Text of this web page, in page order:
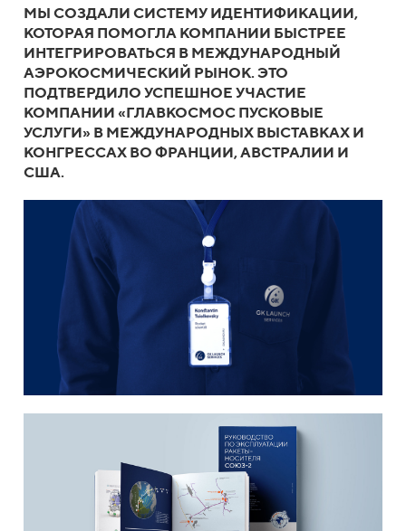
МЫ СОЗДАЛИ СИСТЕМУ ИДЕНТИФИКАЦИИ,
КОТОРАЯ ПОМОГЛА КОМПАНИИ БЫСТРЕЕ
ИНТЕГРИРОВАТЬСЯ В МЕЖДУНАРОДНЫЙ
АЭРОКОСМИЧЕСКИЙ РЫНОК. ЭТО
ПОДТВЕРДИЛО УСПЕШНОЕ УЧАСТИЕ
КОМПАНИИ «ГЛАВКОСМОС ПУСКОВЫЕ
УСЛУГИ» В МЕЖДУНАРОДНЫХ ВЫСТАВКАХ И
КОНГРЕССАХ ВО ФРАНЦИИ, АВСТРАЛИИ И
США.